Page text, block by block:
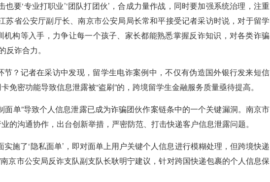
‘专业打职业’‘团队打团伙’，合成力量作战，同时要加强系统治理，注重
苏省公安厅副厅长、南京市公安局局长常和平接受记者采访时说，对于留学
构等入手，力争让每一个孩子、家长都能熟悉掌握反诈知识，对各类诈骗
反诈合力。
？记者在采访中发现，留学生电诈案例中，不仅有伪造国外银行发来短信
免密功能导致信息泄露被“盗刷”的，跨境留学生金融服务质量亟待提高。
单”导致个人信息泄露已成为诈骗团伙作案链条中的一个关键漏洞。南京市
的沟通协作，出台创新举措，严密防范、打击快递客户信息泄露问题。
施了‘隐私面单’，即对面单上用户关键个人信息进行模糊处理，但跨境快递
京市公安局反诈支队副支队长耿明宁建议，针对跨国快递包裹的个人信息保